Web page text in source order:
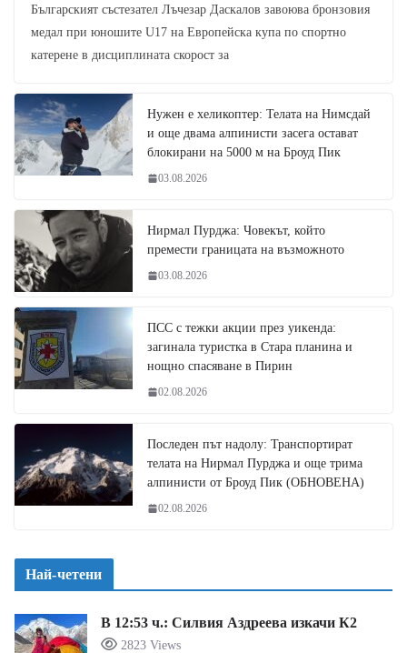
Българският състезател Лъчезар Даскалов завоюва бронзовия
медал при юношите U17 на Европейска купа по спортно
катерене в дисциплината скорост за
Нужен е хеликоптер: Телата на Нимсдай
и още двама алпинисти засега остават
блокирани на 5000 м на Броуд Пик
03.08.2026
Нирмал Пурджа: Човекът, който
премести границата на възможното
03.08.2026
ПСС с тежки акции през уикенда:
загинала туристка в Стара планина и
нощно спасяване в Пирин
02.08.2026
Последен път надолу: Транспортират
телата на Нирмал Пурджа и още трима
алпинисти от Броуд Пик (ОБНОВЕНА)
02.08.2026
Най-четени
В 12:53 ч.: Силвия Аздреева изкачи К2
2823 Views